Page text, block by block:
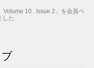
10 , Issue 2」を会員ペ
した